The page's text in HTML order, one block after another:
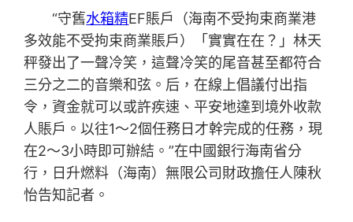
“守舊水箱精EF賬戶（海南不受拘束商業港
多效能不受拘束商業賬戶）「實實在在？」林天
秤發出了一聲冷笑，這聲冷笑的尾音甚至都符合
三分之二的音樂和弦。后，在線上倡議付出指
令，資金就可以或許疾速、平安地達到境外收款
人賬戶。以往1～2個任務日才幹完成的任務，現
在2～3小時即可辦結。”在中國銀行海南省分
行，日升燃料（海南）無限公司財政擔任人陳秋
怡告知記者。